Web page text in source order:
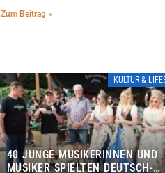
Zum Beitrag »
KULTUR &
40 JUNGE MUSIKERINNEN UND
MUSIKER SPIELTEN DEUTSCH-